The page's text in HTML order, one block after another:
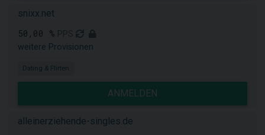
snixx.net
50,00 %
weitere Provisionen
Dating & Flirten
ANMELDEN
alleinerziehende-singles.de